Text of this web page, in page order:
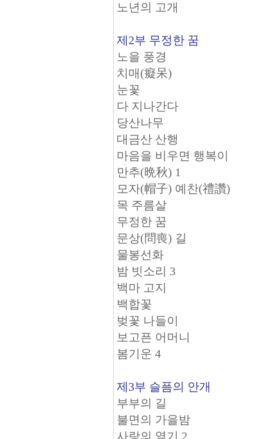
노년의 고개
제2부 무정한 꿈
노을 풍경
치매(癡呆)
눈꽃
다 지나간다
당산나무
대금산 산행
마음을 비우면 행복이
만추(晩秋) 1
모자(帽子) 예찬(禮讚)
목 주름살
무정한 꿈
문상(問喪) 길
물봉선화
밤 빗소리 3
백마 고지
백합꽃
벚꽃 나들이
보고픈 어머니
봄기운 4
제3부 슬픔의 안개
부부의 길
불면의 가을밤
사랑의 열기 2